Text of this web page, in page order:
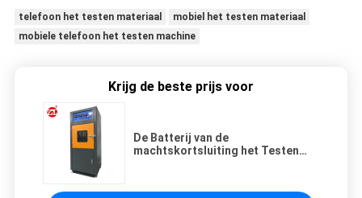
telefoon het testen materiaal
mobiel het testen materiaal
mobiele telefoon het testen machine
Krijg de beste prijs voor
De Batterij van de
machtskortsluiting het Testen